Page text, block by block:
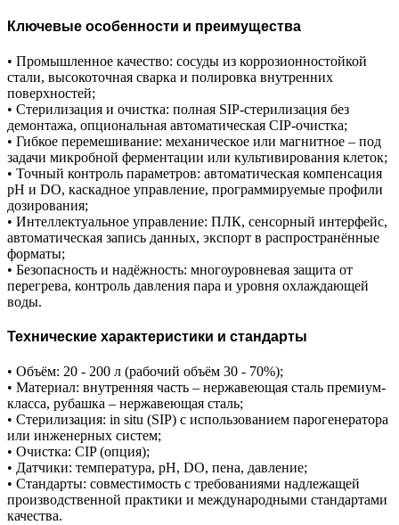
Ключевые особенности и преимущества
• Промышленное качество: сосуды из коррозионностойкой
стали, высокоточная сварка и полировка внутренних
поверхностей;
• Стерилизация и очистка: полная SIP-стерилизация без
демонтажа, опциональная автоматическая CIP-очистка;
• Гибкое перемешивание: механическое или магнитное – под
задачи микробной ферментации или культивирования клеток;
• Точный контроль параметров: автоматическая компенсация
pH и DO, каскадное управление, программируемые профили
дозирования;
• Интеллектуальное управление: ПЛК, сенсорный интерфейс,
автоматическая запись данных, экспорт в распространённые
форматы;
• Безопасность и надёжность: многоуровневая защита от
перегрева, контроль давления пара и уровня охлаждающей
воды.
Технические характеристики и стандарты
• Объём: 20 - 200 л (рабочий объём 30 - 70%);
• Материал: внутренняя часть – нержавеющая сталь премиум-
класса, рубашка – нержавеющая сталь;
• Стерилизация: in situ (SIP) с использованием парогенератора
или инженерных систем;
• Очистка: CIP (опция);
• Датчики: температура, pH, DO, пена, давление;
• Стандарты: совместимость с требованиями надлежащей
производственной практики и международными стандартами
качества.